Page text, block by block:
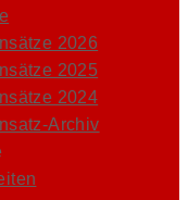
2026
2025
2024
Archiv